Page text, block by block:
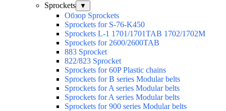
Sprockets
▼
Обзор Sprockets
Sprockets for S-76-K450
Sprockets L-1 1701/1701TAB 1702/1702M
Sprockets for 2600/2600TAB
883 Sprocket
822/823 Sprocket
Sprockets for 60P Plastic chains
Sprockets for B series Modular belts
Sprockets for A series Modular belts
Sprockets for A series Modular belts
Sprockets for 900 series Modular belts